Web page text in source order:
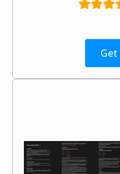
Get